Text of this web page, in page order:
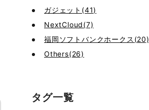
ガジェット(41)
NextCloud(7)
福岡ソフトバンクホークス(20)
Others(26)
タグ一覧